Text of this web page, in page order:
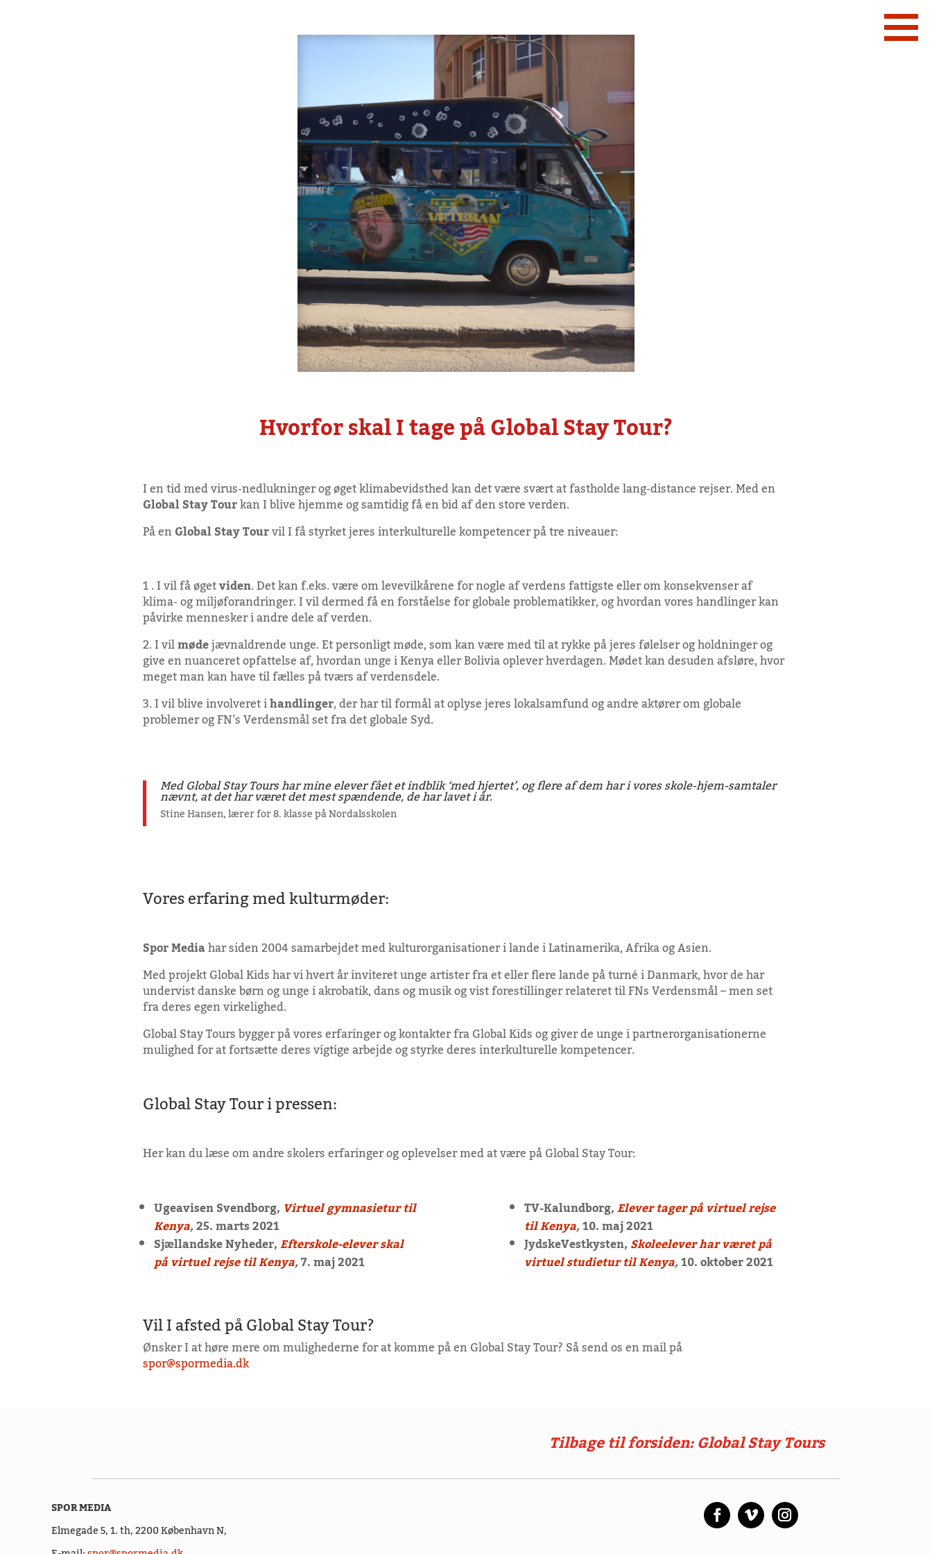
Hvorfor skal I tage på Global Stay Tour?
I en tid med virus-nedlukninger og øget klimabevidsthed kan det være svært at fastholde lang-distance rejser. Med en
Global Stay Tourkan I blive hjemme og samtidig få en bid af den store verden.
På enGlobal Stay Tourvil I få styrket jeres interkulturelle kompetencer på tre niveauer:
1 . I vil få øgetviden. Det kan f.eks. være om levevilkårene for nogle af verdens fattigste eller om konsekvenser af
klima- og miljøforandringer. I vil dermed få en forståelse for globale problematikker, og hvordan vores handlinger kan
påvirke mennesker i andre dele af verden.
2. I vilmødejævnaldrende unge. Et personligt møde, som kan være med til at rykke på jeres følelser og holdninger og
give en nuanceret opfattelse af, hvordan unge i Kenya eller Bolivia oplever hverdagen. Mødet kan desuden afsløre, hvor
meget man kan have til fælles på tværs af verdensdele.
3. I vil blive involveret ihandlinger, der har til formål at oplyse jeres lokalsamfund og andre aktører om globale
problemer og FN’s Verdensmål set fra det globale Syd.
Med Global Stay Tours har mine elever fået et indblik ‘med hjertet’, og flere af dem har i vores skole-hjem-samtaler
nævnt, at det har været det mest spændende, de har lavet i år.
Stine Hansen, lærer for 8. klasse på Nordalsskolen
Vores erfaring med kulturmøder:
Spor Mediahar siden 2004 samarbejdet med kulturorganisationer i lande i Latinamerika, Afrika og Asien.
Med projekt Global Kids har vi hvert år inviteret unge artister fra et eller flere lande på turné i Danmark, hvor de har
undervist danske børn og unge i akrobatik, dans og musik og vist forestillinger relateret til FNs Verdensmål – men set
fra deres egen virkelighed.
Global Stay Tours bygger på vores erfaringer og kontakter fra Global Kids og giver de unge i partnerorganisationerne
mulighed for at fortsætte deres vigtige arbejde og styrke deres interkulturelle kompetencer.
Global Stay Tour i pressen:
Her kan du læse om andre skolers erfaringer og oplevelser med at være på Global Stay Tour:
Ugeavisen Svendborg, Virtuel gymnasietur til
Kenya,25. marts 2021
Sjællandske Nyheder,Efterskole-elever skal
på virtuel rejse til Kenya,7. maj 2021
TV-Kalundborg,Elever tager på virtuel rejse
til Kenya,10. maj 2021
JydskeVestkysten,Skoleelever har været på
virtuel studietur til Kenya,10. oktober 2021
Vil I afsted på Global Stay Tour?
Ønsker I at høre mere om mulighederne for at komme på en Global Stay Tour? Så send os en mail på
spor@spormedia.dk
Tilbage til forsiden: Global Stay Tours
SPOR MEDIA
Elmegade 5, 1. th,2200 København N,